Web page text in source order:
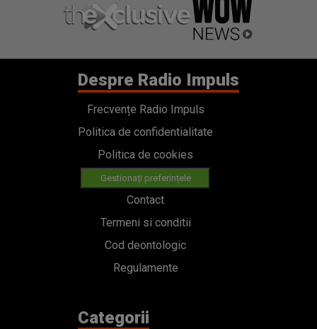
Despre Radio Impuls
Frecvențe Radio Impuls
Politica de confidentialitate
Politica de cookies
Gestionați preferințele
Contact
Termeni si conditii
Cod deontologic
Regulamente
Categorii